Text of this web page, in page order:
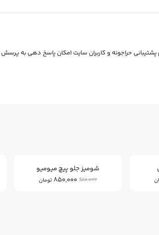
حراجونه و کاربران سایت امکان پاسخ دهی به پرسش
شومیز جلو پیچ میومیو
920,000
850,000 تومان